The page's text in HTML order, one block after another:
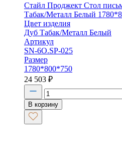
Стайл Проджект Стол
Табак/Металл Белый
Цвет изделия
Дуб Табак/Металл Белый
Артикул
SN-6O.SP-025
Размер
1780*800*750
24 503 ₽
В корзину